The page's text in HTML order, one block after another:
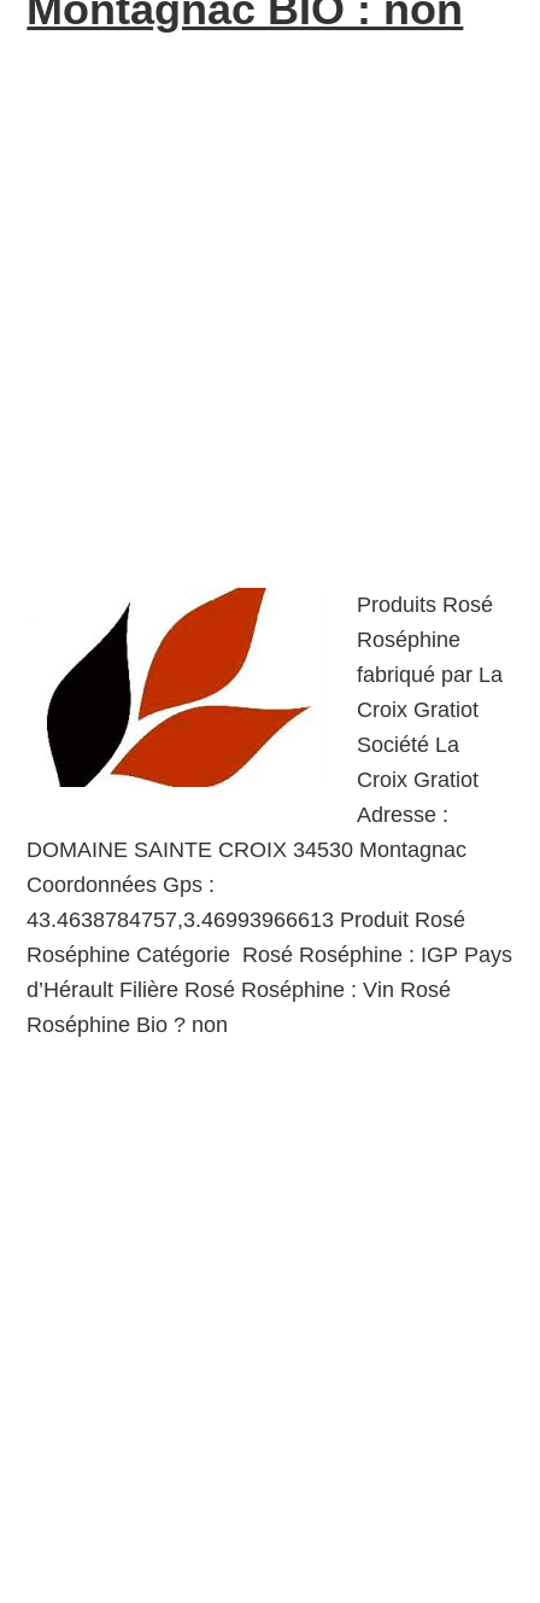
Produits Rosé
Roséphine
fabriqué par La
Croix Gratiot
Société La
Croix Gratiot
Adresse :
DOMAINE SAINTE CROIX 34530 Montagnac
Coordonnées Gps :
43.4638784757,3.46993966613 Produit Rosé
Roséphine Catégorie Rosé Roséphine : IGP Pays
d’Hérault Filière Rosé Roséphine : Vin Rosé
Roséphine Bio ? non